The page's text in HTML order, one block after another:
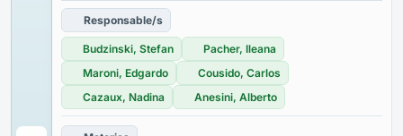
Responsable/s
Budzinski, Stefan
Pacher, Ileana
Maroni, Edgardo
Cousido, Carlos
Cazaux, Nadina
Anesini, Alberto